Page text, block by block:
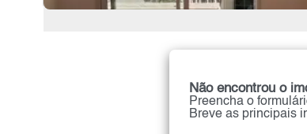
Não encontrou o
Preencha o
Breve as principais